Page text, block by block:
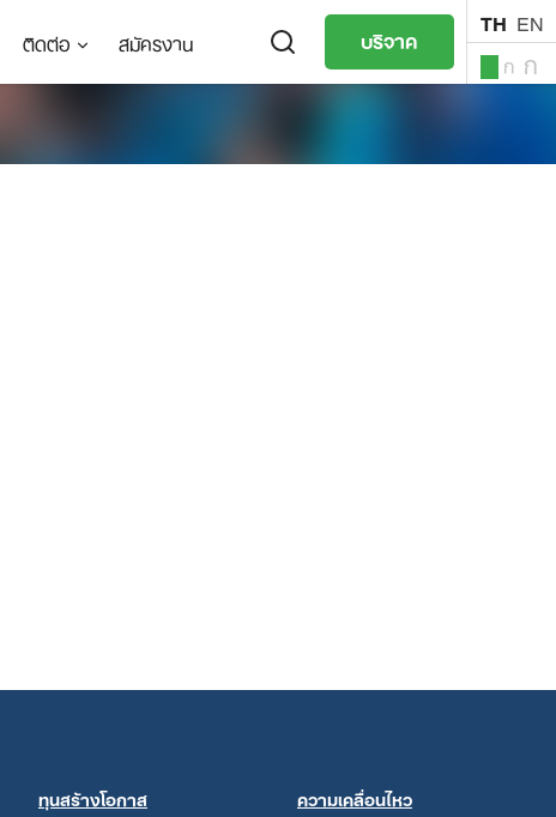
ติดต่อ สมัครงาน บริจาค TH EN
ก ก
ทุนสร้างโอกาส
ความเคลื่อนไหว